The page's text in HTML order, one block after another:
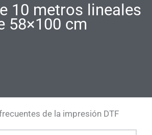
10 metros lineales
58×100 cm
de la impresión DTF